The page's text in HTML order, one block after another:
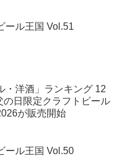
ール王国 Vol.51
・洋酒」ランキング 12
の日限定クラフトビール
が販売開始
ール王国 Vol.50